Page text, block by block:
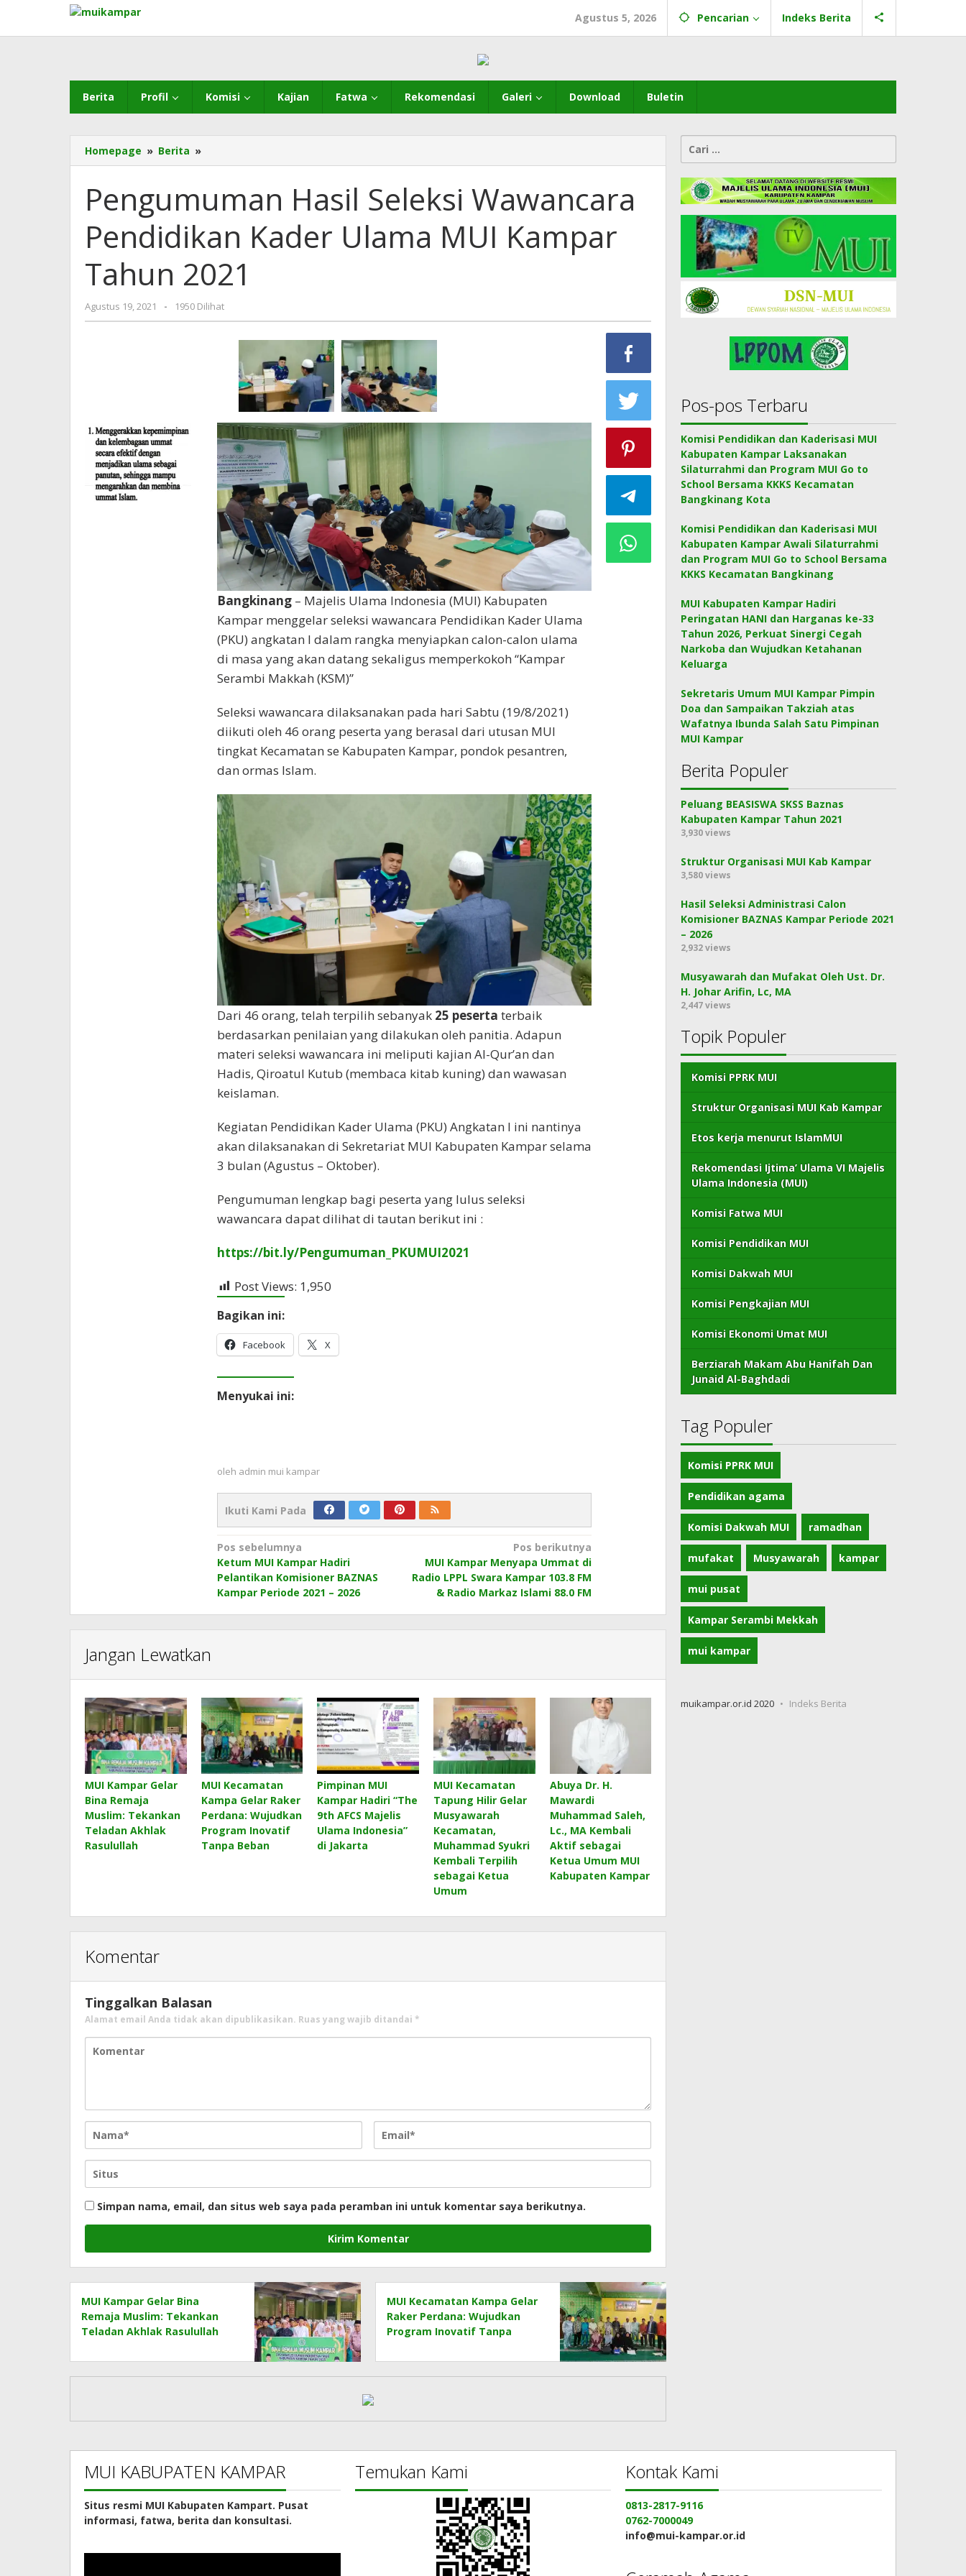
konten
Agustus 5, 2026 Pencarian Indeks Berita
Berita Profil Komisi Kajian Fatwa Rekomendasi Galeri Download Buletin
Homepage » Berita »
Hasil
Wawancara
Pendidikan
Ulama
Kampar
Tahun
2021
Pengumuman Hasil Seleksi Wawancara
Pendidikan Kader Ulama MUI Kampar
Tahun 2021
Agustus 19, 2021
oleh
admin
- 1950 Dilihat
Bangkinang– Majelis Ulama Indonesia (MUI) Kabupaten
Kampar menggelar seleksi wawancara Pendidikan Kader Ulama
(PKU) angkatan I dalam rangka menyiapkan calon-calon ulama
di masa yang akan datang sekaligus memperkokoh “Kampar
Serambi Makkah (KSM)”
Seleksi wawancara dilaksanakan pada hari Sabtu (19/8/2021)
diikuti oleh 46 orang peserta yang berasal dari utusan MUI
tingkat Kecamatan se Kabupaten Kampar, pondok pesantren,
dan ormas Islam.
Dari 46 orang, telah terpilih sebanyak 25 peserta terbaik
berdasarkan penilaian yang dilakukan oleh panitia. Adapun
materi seleksi wawancara ini meliputi kajian Al-Qur’an dan
Hadis, Qiroatul Kutub (membaca kitab kuning) dan wawasan
keislaman.
Kegiatan Pendidikan Kader Ulama (PKU) Angkatan I ini nantinya
akan dilaksanakan di Sekretariat MUI Kabupaten Kampar selama
3 bulan (Agustus – Oktober).
Pengumuman lengkap bagi peserta yang lulus seleksi
wawancara dapat dilihat di tautan berikut ini :
https://bit.ly/Pengumuman_PKUMUI2021
Post Views: 1,950
Bagikan ini:
Facebook X
Menyukai ini:
oleh admin mui kampar
Ikuti Kami Pada
Navigasi
pos
Pos sebelumnya
Ketum MUI Kampar Hadiri
Pelantikan Komisioner BAZNAS
Kampar Periode 2021 – 2026
Pos berikutnya
MUI Kampar Menyapa Ummat di
Radio LPPL Swara Kampar 103.8 FM
& Radio Markaz Islami 88.0 FM
Jangan Lewatkan
MUI Kampar Gelar
Bina Remaja
Muslim: Tekankan
Teladan Akhlak
Rasulullah
MUI Kecamatan
Kampa Gelar Raker
Perdana: Wujudkan
Program Inovatif
Tanpa Beban
Pimpinan MUI
Kampar Hadiri “The
9th AFCS Majelis
Ulama Indonesia”
di Jakarta
MUI Kecamatan
Tapung Hilir Gelar
Musyawarah
Kecamatan,
Muhammad Syukri
Kembali Terpilih
sebagai Ketua
Umum
Abuya Dr. H.
Mawardi
Muhammad Saleh,
Lc., MA Kembali
Aktif sebagai
Ketua Umum MUI
Kabupaten Kampar
Komentar
Tinggalkan Balasan
Alamat email Anda tidak akan dipublikasikan. Ruas yang wajib ditandai *
Simpan nama, email, dan situs web saya pada peramban ini untuk komentar saya berikutnya.
MUI Kampar Gelar Bina
Remaja Muslim: Tekankan
Teladan Akhlak Rasulullah
MUI Kecamatan Kampa Gelar
Raker Perdana: Wujudkan
Program Inovatif Tanpa
untuk:
Pos-pos Terbaru
Komisi Pendidikan dan Kaderisasi MUI
Kabupaten Kampar Laksanakan
Silaturrahmi dan Program MUI Go to
School Bersama KKKS Kecamatan
Bangkinang Kota
Komisi Pendidikan dan Kaderisasi MUI
Kabupaten Kampar Awali Silaturrahmi
dan Program MUI Go to School Bersama
KKKS Kecamatan Bangkinang
MUI Kabupaten Kampar Hadiri
Peringatan HANI dan Harganas ke-33
Tahun 2026, Perkuat Sinergi Cegah
Narkoba dan Wujudkan Ketahanan
Keluarga
Sekretaris Umum MUI Kampar Pimpin
Doa dan Sampaikan Takziah atas
Wafatnya Ibunda Salah Satu Pimpinan
MUI Kampar
Berita Populer
Peluang BEASISWA SKSS Baznas
Kabupaten Kampar Tahun 2021
3,930 views
Struktur Organisasi MUI Kab Kampar
3,580 views
Hasil Seleksi Administrasi Calon
Komisioner BAZNAS Kampar Periode 2021
– 2026
2,932 views
Musyawarah dan Mufakat Oleh Ust. Dr.
H. Johar Arifin, Lc, MA
2,447 views
Topik Populer
Komisi PPRK MUI
Struktur Organisasi MUI Kab Kampar
Etos kerja menurut IslamMUI
Rekomendasi Ijtima’ Ulama VI Majelis
Ulama Indonesia (MUI)
Komisi Fatwa MUI
Komisi Pendidikan MUI
Komisi Dakwah MUI
Komisi Pengkajian MUI
Komisi Ekonomi Umat MUI
Berziarah Makam Abu Hanifah Dan
Junaid Al-Baghdadi
Tag Populer
Komisi PPRK MUI
Pendidikan agama
Komisi Dakwah MUI ramadhan
mufakat Musyawarah kampar
mui pusat
Kampar Serambi Mekkah
mui kampar
muikampar.or.id 2020 Indeks Berita
MUI KABUPATEN KAMPAR
Situs resmi MUI Kabupaten Kampart. Pusat
informasi, fatwa, berita dan konsultasi.
Temukan Kami Kontak Kami
0813-2817-9116
0762-7000049
info@mui-kampar.or.id